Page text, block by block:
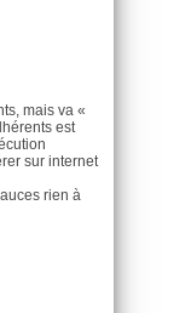
mais va «
est
sur internet
rien à